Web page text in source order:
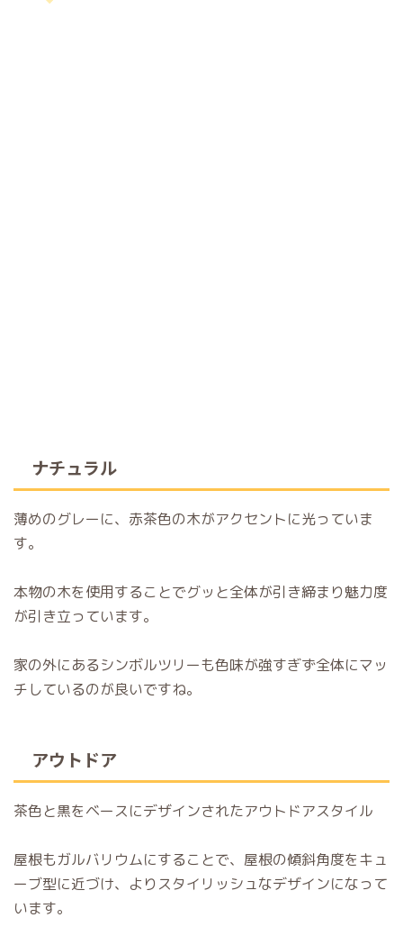
ナチュラル
薄めのグレーに、赤茶色の木がアクセントに光っていま
す。
本物の木を使用することでグッと全体が引き締まり魅力度
が引き立っています。
家の外にあるシンボルツリーも色味が強すぎず全体にマッ
チしているのが良いですね。
アウトドア
茶色と黒をベースにデザインされたアウトドアスタイル
屋根もガルバリウムにすることで、屋根の傾斜角度をキュ
ーブ型に近づけ、よりスタイリッシュなデザインになって
います。